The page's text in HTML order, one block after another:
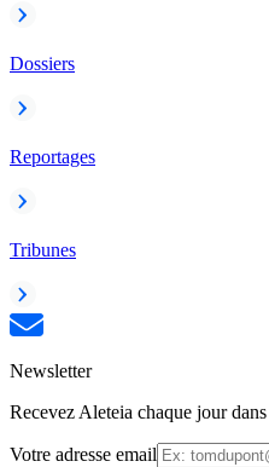
Dossiers
Reportages
Tribunes
Newsletter
Recevez Aleteia chaque jour
Votre adresse email